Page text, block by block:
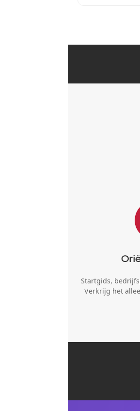
Startgids,
Verkrijg het